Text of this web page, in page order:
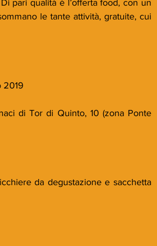
pari qualità è l’offerta food, con un
le tante attività, gratuite, cui
2019
di Tor di Quinto, 10 (zona Ponte
da degustazione e sacchetta